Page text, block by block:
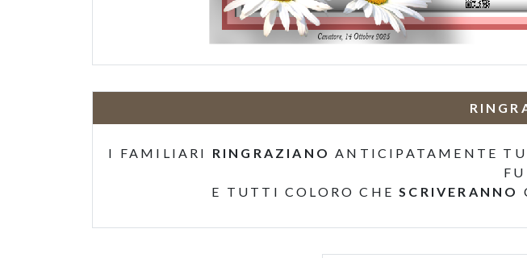
I FAMILIARI RINGRAZIANO ANTICIPATAMENTE
E TUTTI COLORO CHESCRIVERANNO